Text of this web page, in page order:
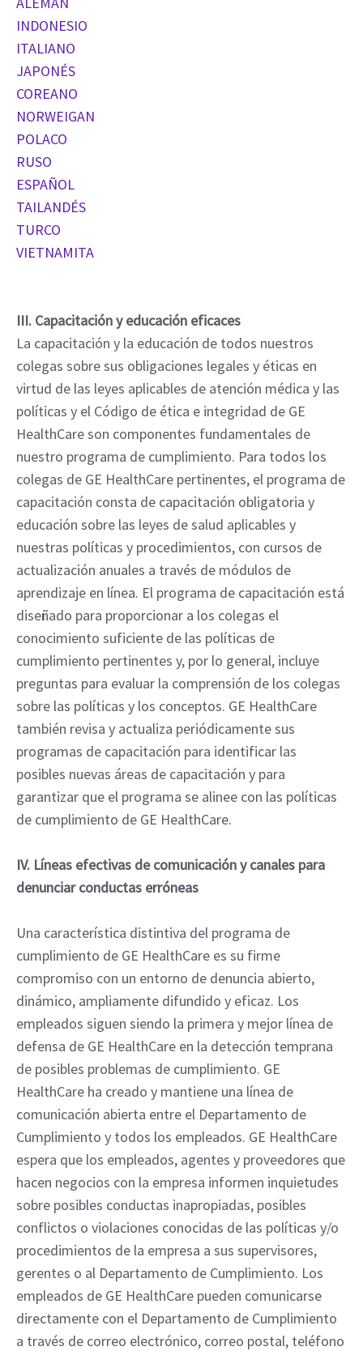
INDONESIO
ITALIANO
JAPONÉS
COREANO
NORWEIGAN
POLACO
RUSO
ESPAÑOL
TAILANDÉS
TURCO
VIETNAMITA
III. Capacitación y educación eficaces
La capacitación y la educación de todos nuestros
colegas sobre sus obligaciones legales y éticas en
virtud de las leyes aplicables de atención médica y las
políticas y el Código de ética e integridad de GE
HealthCare son componentes fundamentales de
nuestro programa de cumplimiento. Para todos los
colegas de GE HealthCare pertinentes, el programa de
capacitación consta de capacitación obligatoria y
educación sobre las leyes de salud aplicables y
nuestras políticas y procedimientos, con cursos de
actualización anuales a través de módulos de
aprendizaje en línea. El programa de capacitación está
diseñado para proporcionar a los colegas el
conocimiento suficiente de las políticas de
cumplimiento pertinentes y, por lo general, incluye
preguntas para evaluar la comprensión de los colegas
sobre las políticas y los conceptos. GE HealthCare
también revisa y actualiza periódicamente sus
programas de capacitación para identificar las
posibles nuevas áreas de capacitación y para
garantizar que el programa se alinee con las políticas
de cumplimiento de GE HealthCare.
IV. Líneas efectivas de comunicación y canales para
denunciar conductas erróneas
Una característica distintiva del programa de
cumplimiento de GE HealthCare es su firme
compromiso con un entorno de denuncia abierto,
dinámico, ampliamente difundido y eficaz. Los
empleados siguen siendo la primera y mejor línea de
defensa de GE HealthCare en la detección temprana
de posibles problemas de cumplimiento. GE
HealthCare ha creado y mantiene una línea de
comunicación abierta entre el Departamento de
Cumplimiento y todos los empleados. GE HealthCare
espera que los empleados, agentes y proveedores que
hacen negocios con la empresa informen inquietudes
sobre posibles conductas inapropiadas, posibles
conflictos o violaciones conocidas de las políticas y/o
procedimientos de la empresa a sus supervisores,
gerentes o al Departamento de Cumplimiento. Los
empleados de GE HealthCare pueden comunicarse
directamente con el Departamento de Cumplimiento
a través de correo electrónico, correo postal, teléfono